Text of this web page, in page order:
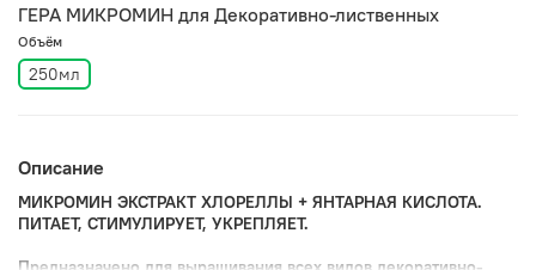
ГЕРА МИКРОМИН для Декоративно-лиственных
Объём
250мл
Описание
МИКРОМИН ЭКСТРАКТ ХЛОРЕЛЛЫ + ЯНТАРНАЯ КИСЛОТА.
ПИТАЕТ, СТИМУЛИРУЕТ, УКРЕПЛЯЕТ.